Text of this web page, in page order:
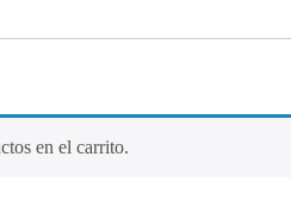
en el carrito.